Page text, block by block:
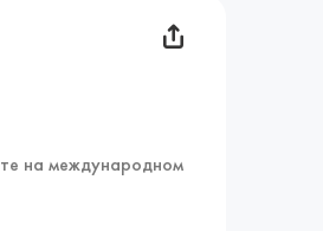
на международном